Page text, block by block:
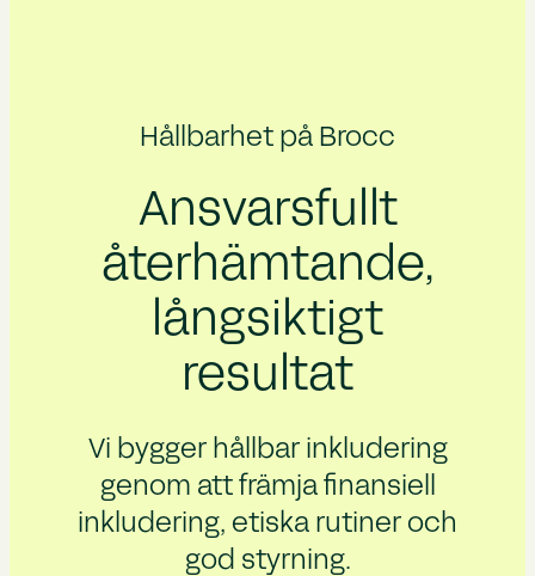
Hållbarhet på Brocc
Ansvarsfullt
återhämtande,
långsiktigt
resultat
Vi bygger hållbar inkludering
genom att främja finansiell
inkludering, etiska rutiner och
god styrning.